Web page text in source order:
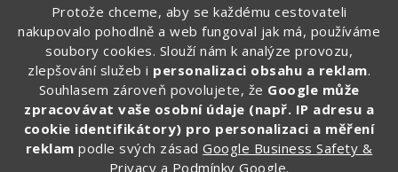
Protože chceme, aby se každému cestovateli
nakupovalo pohodlně a web fungoval jak má, používáme
soubory cookies. Slouží nám k analýze provozu,
zlepšování služeb i personalizaci obsahu a reklam.
Souhlasem zároveň povolujete, že Google může
zpracovávat vaše osobní údaje (např. IP adresu a
cookie identifikátory) pro personalizaci a měření
reklam podle svých zásadGoogle Business Safety &
Privacy a Podmínky Google.